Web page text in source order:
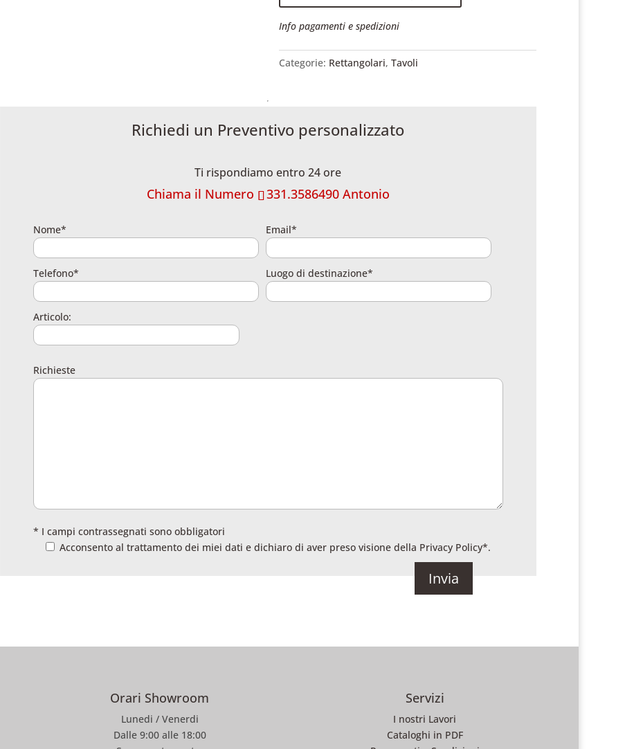
Info pagamenti e spedizioni
Categorie: Rettangolari,Tavoli
Richiedi un Preventivo personalizzato
Ti rispondiamo entro 24 ore
Chiama il Numero 331.3586490 Antonio
Nome* Email*
Telefono* Luogo di destinazione*
Articolo:
Richieste
* I campi contrassegnati sono obbligatori
Acconsento al trattamento dei miei dati e dichiaro di aver preso visione della Privacy Policy*.
Orari Showroom
Lunedi / Venerdi
Dalle 9:00 alle 18:00
Servizi
I nostri Lavori
Cataloghi in PDF